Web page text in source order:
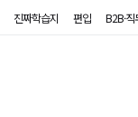
진짜학습지 편입 B2B·